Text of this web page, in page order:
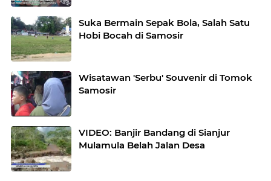
Suka Bermain Sepak Bola, Salah Satu
Hobi Bocah di Samosir
Wisatawan 'Serbu' Souvenir di Tomok
Samosir
VIDEO: Banjir Bandang di Sianjur
Mulamula Belah Jalan Desa